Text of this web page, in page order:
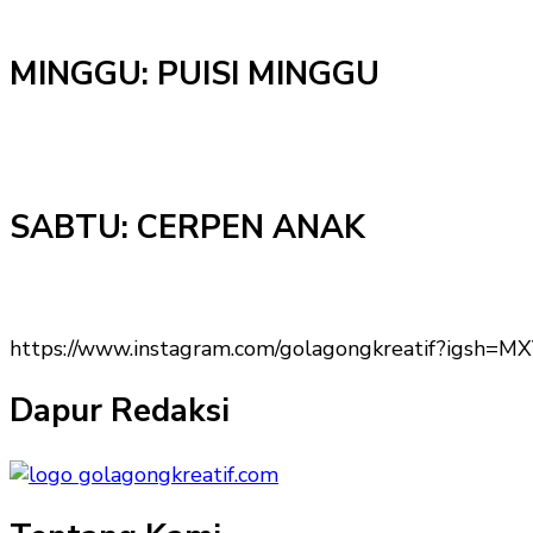
MINGGU: PUISI MINGGU
SABTU: CERPEN ANAK
https://www.instagram.com/
Dapur Redaksi